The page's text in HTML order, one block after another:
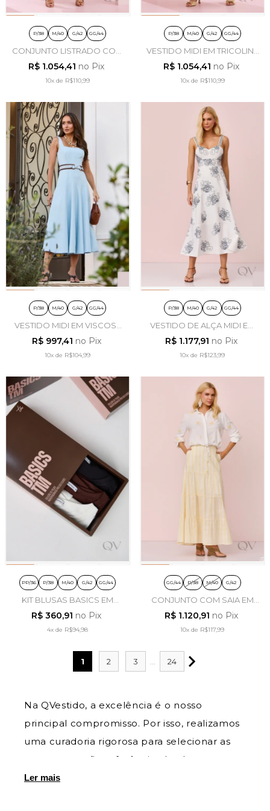
P/38 M/40 G/42 GG/44
CONJUNTO LISTRADO COM
BOLSOS EM POLIÉSTER
AZUL CLARO - ARTSY
R$ 1.054,41 no Pix
10x de R$110,99
P/38 M/40 G/42 GG/44
VESTIDO MIDI EM TRICOLINE
AZUL CÉU - ARTSY
R$ 1.054,41 no Pix
10xde R$110,99
P/38 M/40 G/42 GG/44
VESTIDO MIDI EM VISCOSE
AZUL CLARO - ARTSY
R$ 997,41 no Pix
10x de R$104,99
P/38 M/40 G/42 GG/44
VESTIDO DE ALÇA MIDI EM
VISCOLINHO ESTAMPADO -
ARTSY
R$ 1.177,91 no Pix
10x de R$123,99
PP/36 P/38 M/40 G/42 GG/44
KIT BLUSAS BASICS EM
MALHA PENTEADA PRETO
OFF E MARROM - TATA
MARTELLO
R$ 360,91 no Pix
4x de R$94,98
GG/44 P/38 M/40 G/42
CONJUNTO COM SAIA EM
VISCOSE OFF WHITE -
ARTSY
R$ 1.120,91 no Pix
10x de R$117,99
1 2 3 24
Na QVestido, a excelência é o nosso
principal compromisso. Por isso, realizamos
uma curadoria rigorosa para selecionar as
marcas que são referência absoluta em
moda feminina evangélica e executiva no
Ler mais